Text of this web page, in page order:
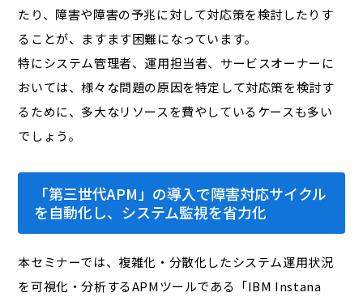
たり、障害や障害の予兆に対して対応策を検討したりす
ることが、ますます困難になっています。
特にシステム管理者、運用担当者、サービスオーナーに
おいては、様々な問題の原因を特定して対応策を検討す
るために、多大なリソースを費やしているケースも多い
でしょう。
「第三世代APM」の導入で障害対応サイクル
を自動化し、システム監視を省力化
本セミナーでは、複雑化・分散化したシステム運用状況
を可視化・分析するAPMツールである「IBM Instana